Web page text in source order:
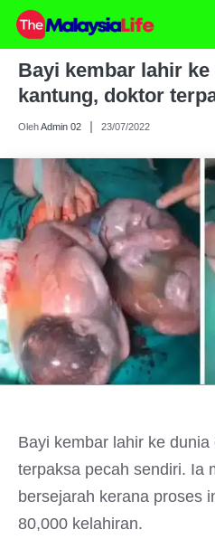
Skip
content
Bayi kembar lahir ke
kantung, doktor
OlehAdmin 02 23/07/2022
Bayi kembar lahir ke
terpaksa pecah sendiri. Ia
bersejarah kerana proses
80,000 kelahiran.